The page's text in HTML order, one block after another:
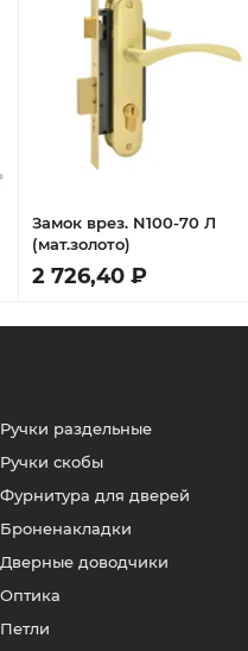
Замок врез. N100-70 Л
(мат.золото)
2 726,40 ₽
Ручки раздельные
Ручки скобы
Фурнитура для дверей
Броненакладки
Дверные доводчики
Оптика
Петли